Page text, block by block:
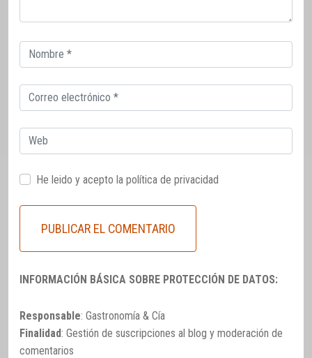
Correo
electrónico
Correo
electrónico
Web
He leido y acepto la política de privacidad
INFORMACIÓN BÁSICA SOBRE PROTECCIÓN DE DATOS:
Responsable: Gastronomía & Cía
Finalidad: Gestión de suscripciones al blog y moderación de
comentarios